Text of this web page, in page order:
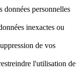
données personnelles
inexactes ou
de vos
l'utilisation de